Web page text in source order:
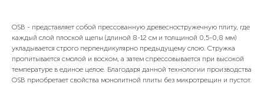
OSB - представляет собой прессованную древесностружечную плиту, где
каждый слой плоской щепы (длиной 8-12 см и толщиной 0,5-0,8 мм)
укладывается строго перпендикулярно предыдущему слою. Стружка
пропитывается смолой и воском, а затем спрессовывается при высокой
температуре в единое целое. Благодаря данной технологии производства
OSB приобретает свойства монолитной плиты без микротрещин и пустот.